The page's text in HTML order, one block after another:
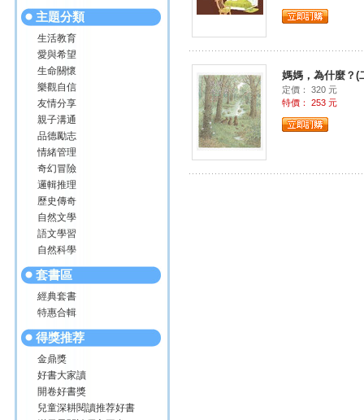
主題分類
生活教育
愛與希望
生命關懷
樂觀自信
友情分享
親子溝通
品德勵志
情緒管理
奇幻冒險
邏輯推理
歷史傳奇
自然文學
語文學習
自然科學
套書區
經典套書
特惠合輯
得獎推荐
金鼎獎
好書大家讀
開卷好書獎
兒童深耕閱讀推荐好書
媽媽，為什麼？(
定價： 320 元
特價： 253 元